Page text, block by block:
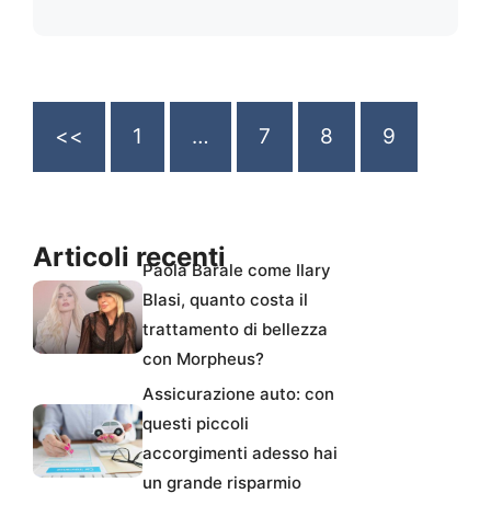
<< 1 … 7 8 9
Articoli recentiPaola Barale come Ilary
Blasi, quanto costa il
trattamento di bellezza
con Morpheus?
Assicurazione auto: con
questi piccoli
accorgimenti adesso hai
un grande risparmio